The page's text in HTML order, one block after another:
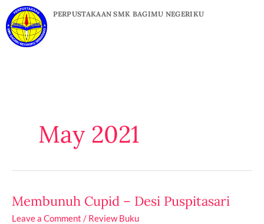
Skip
to
content
PERPUSTAKAAN SMK BAGIMU NEGERIKU
May 2021
Membunuh Cupid – Desi Puspitasari
Leave a Comment / Review Buku
Membunuh
Cupid